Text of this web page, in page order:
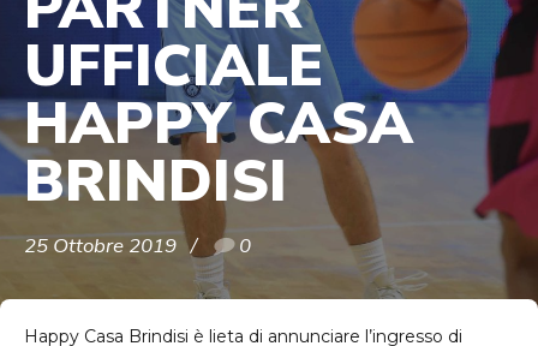
UFFICIALE
HAPPY CASA
BRINDISI
25 Ottobre 2019 0
Happy Casa Brindisi è lieta di annunciare l’ingresso di